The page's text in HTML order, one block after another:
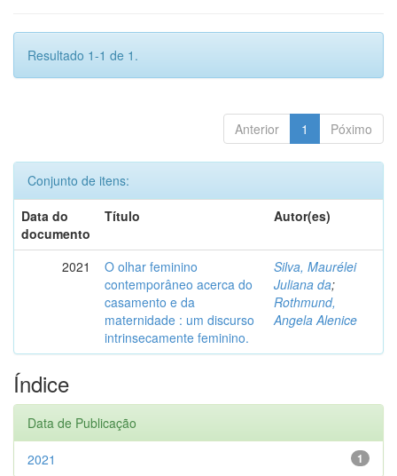
Resultado 1-1 de 1.
Anterior 1 Póximo
Conjunto de itens:
Data do
documento
Título Autor(es)
2021
O olhar feminino
contemporâneo acerca do
casamento e da
maternidade : um discurso
intrinsecamente feminino.
Silva, Maurélei
Juliana da;
Rothmund,
Angela Alenice
Índice
Data de Publicação
1
2021